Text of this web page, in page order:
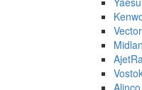
Vector
Alinco